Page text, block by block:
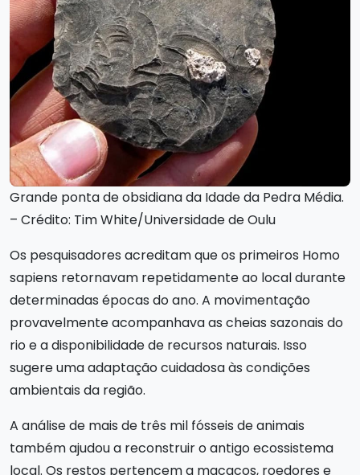
Grande ponta de obsidiana da Idade da Pedra Média.
– Crédito: Tim White/Universidade de Oulu
Os pesquisadores acreditam que os primeiros Homo
sapiens retornavam repetidamente ao local durante
determinadas épocas do ano. A movimentação
provavelmente acompanhava as cheias sazonais do
rio e a disponibilidade de recursos naturais. Isso
sugere uma adaptação cuidadosa às condições
ambientais da região.
A análise de mais de três mil fósseis de animais
também ajudou a reconstruir o antigo ecossistema
local. Os restos pertencem a macacos, roedores e